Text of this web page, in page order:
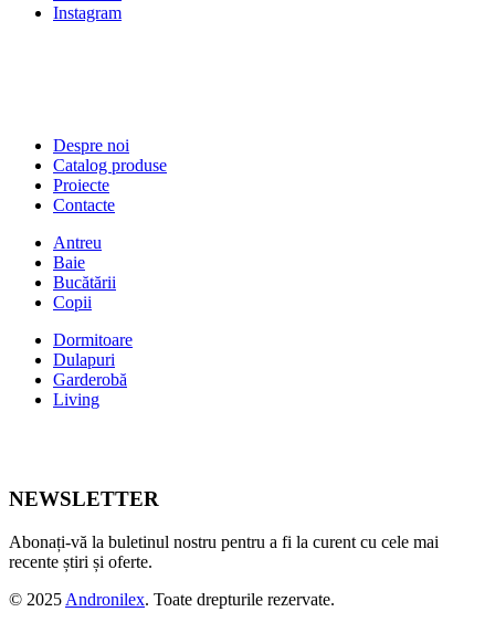
Instagram
Despre noi
Catalog produse
Proiecte
Contacte
Antreu
Baie
Bucătării
Copii
Dormitoare
Dulapuri
Garderobă
Living
NEWSLETTER
Abonați-vă la buletinul nostru pentru a fi la curent cu cele mai
recente știri și oferte.
© 2025 Andronilex. Toate drepturile rezervate.